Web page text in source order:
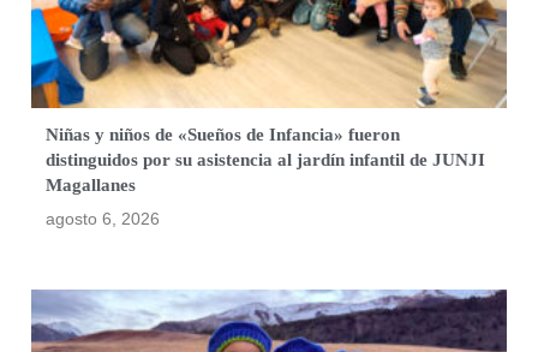
Niñas y niños de «Sueños de Infancia» fueron
distinguidos por su asistencia al jardín infantil de JUNJI
Magallanes
agosto 6, 2026